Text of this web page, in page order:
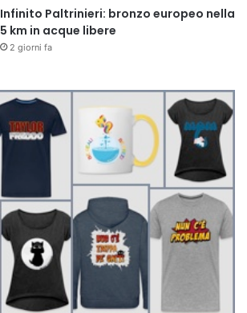
Infinito Paltrinieri: bronzo europeo nella
5 km in acque libere
2 giorni fa